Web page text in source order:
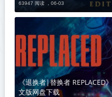
63947 阅读 ， 06-03
《退换者|替换者 REPLACED
文版网盘下载